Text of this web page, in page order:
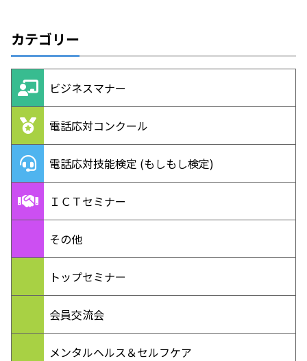
カテゴリー
ビジネスマナー
電話応対コンクール
電話応対技能検定 (もしもし検定)
ＩＣＴセミナー
その他
トップセミナー
会員交流会
メンタルヘルス＆セルフケア